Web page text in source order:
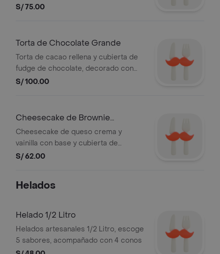
chocolate y chirimoya, cubierto con
S/ 75.00
Torta de Chocolate Grande
Torta de cacao rellena y cubierta de
fudge de chocolate, decorado con
nibs. 22 cm diametro.
S/ 100.00
Cheesecake de Brownie
Mediano
Cheesecake de queso crema y
vainilla con base y cubierta de
brownie al 72% de cacao.
S/ 62.00
Helados
Helado 1/2 Litro
Helados artesanales 1/2 Litro, escoge
5 sabores, acompañado con 4 conos